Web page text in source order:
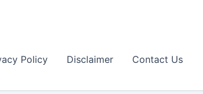
Policy Disclaimer
Contact Us